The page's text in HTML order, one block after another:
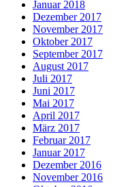
Januar 2018
Dezember 2017
November 2017
Oktober 2017
September 2017
August 2017
Juli 2017
Juni 2017
Mai 2017
April 2017
März 2017
Februar 2017
Januar 2017
Dezember 2016
November 2016